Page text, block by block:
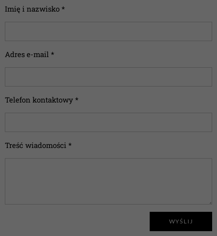
Imię i nazwisko *
Adres e-mail *
Telefon kontaktowy *
Treść wiadomości *
WYŚLIJ